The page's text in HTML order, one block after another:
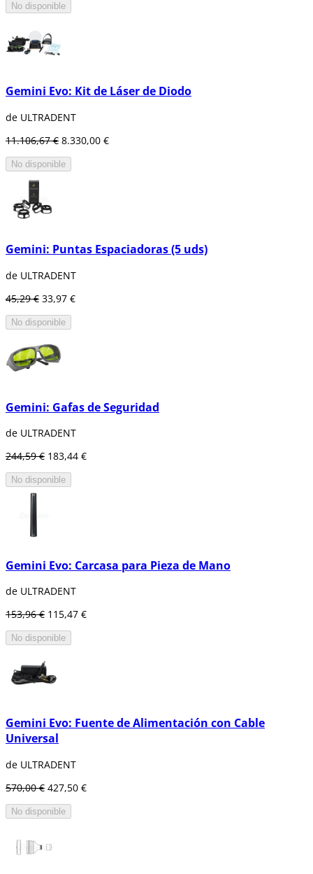
No disponible
Gemini Evo: Kit de Láser de Diodo
de ULTRADENT
11.106,67 € 8.330,00 €
No disponible
Gemini: Puntas Espaciadoras (5 uds)
de ULTRADENT
45,29 € 33,97 €
No disponible
Gemini: Gafas de Seguridad
de ULTRADENT
244,59 € 183,44 €
No disponible
Gemini Evo: Carcasa para Pieza de Mano
de ULTRADENT
153,96 € 115,47 €
No disponible
Gemini Evo: Fuente de Alimentación con Cable
Universal
de ULTRADENT
570,00 € 427,50 €
No disponible